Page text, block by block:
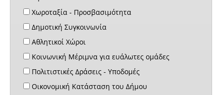
Χωροταξία - Προσβασιμότητα
Δημοτική Συγκοινωνία
Αθλητικοί Χώροι
Κοινωνική Μέριμνα για ευάλωτες ομάδες
Πολιτιστικές Δράσεις - Υποδομές
Οικονομική Κατάσταση του Δήμου